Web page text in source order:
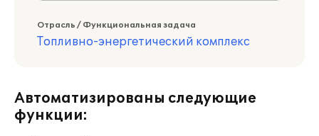
Отрасль / Функциональная задача
Топливно-энергетический комплекс
Автоматизированы следующие
функции: